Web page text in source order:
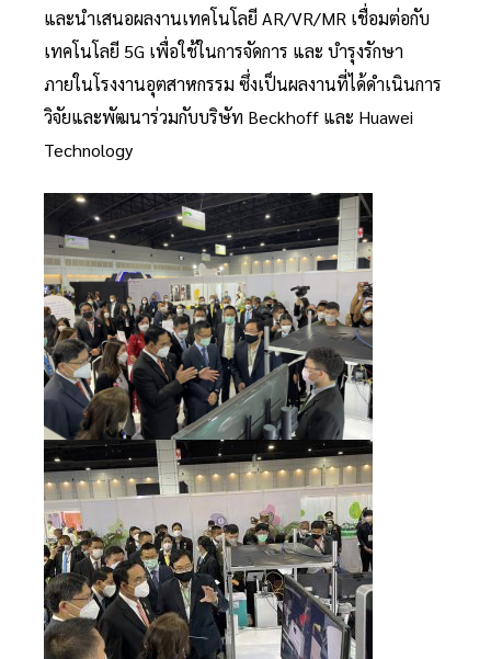
และนำเสนอผลงานเทคโนโลยี AR/VR/MR เชื่อมต่อกับ
เทคโนโลยี 5G เพื่อใช้ในการจัดการ และ บำรุงรักษา
ภายในโรงงานอุตสาหกรรม ซึ่งเป็นผลงานที่ได้ดำเนินการ
วิจัยและพัฒนาร่วมกับบริษัท Beckhoff และ Huawei
Technology